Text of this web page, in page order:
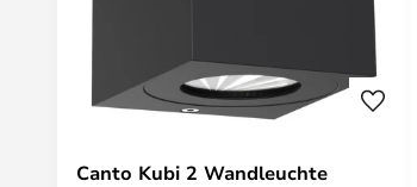
Canto Kubi 2 Wandleuchte